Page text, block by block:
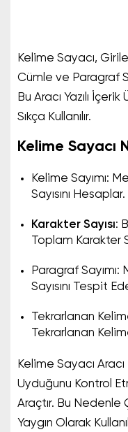
Kelime Sayacı,
Cümle ve Paragraf
Bu Aracı Yazılı
Sıkça Kullanılır.
Kelime Sayacı
Kelime Sayımı:
Sayısını Hesaplar.
Karakter Sayısı:
Toplam Karakter
Paragraf
Sayısını Tespit
Tekrarlanan
Tekrarlanan
Kelime Sayacı
Uyduğunu Kontrol
Araçtır. Bu
Yaygın Olarak